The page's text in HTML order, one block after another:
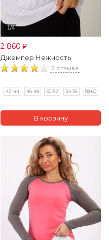
2 860 ₽
Джемпер Нежность
2 отзыва
42-44 46-48 50-52 54-56 58-60